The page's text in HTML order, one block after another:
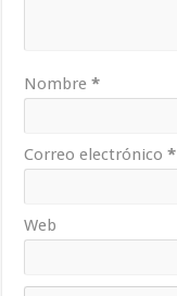
Nombre*
Correo electrónico*
Web